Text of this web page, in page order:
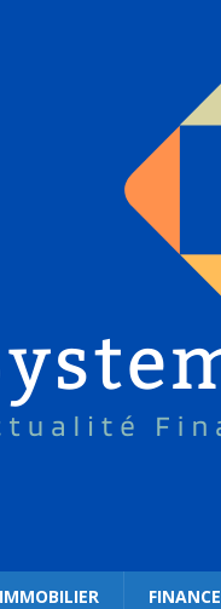
IMMOBILIER FINANCE